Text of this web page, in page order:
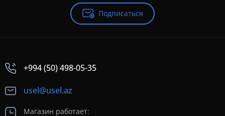
Подписаться
+994 (50) 498-05-35
usel@usel.az
Магазин работает: